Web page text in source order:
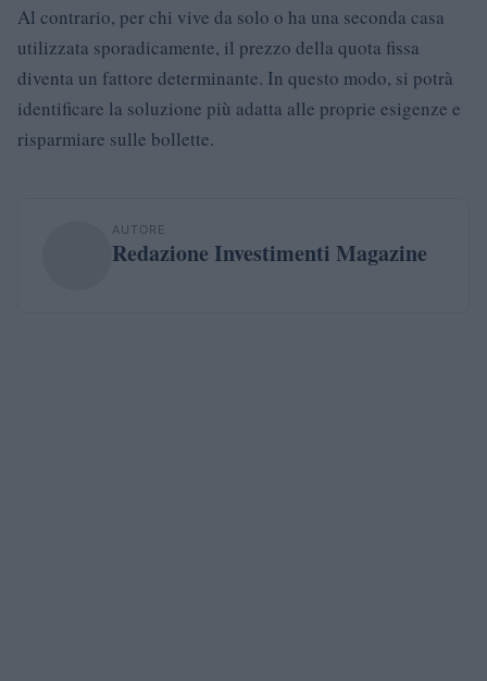
Al contrario, per chi vive da solo o ha una seconda casa
utilizzata sporadicamente, il prezzo della quota fissa
diventa un fattore determinante. In questo modo, si potrà
identificare la soluzione più adatta alle proprie esigenze e
risparmiare sulle bollette.
AUTORE
Redazione Investimenti Magazine